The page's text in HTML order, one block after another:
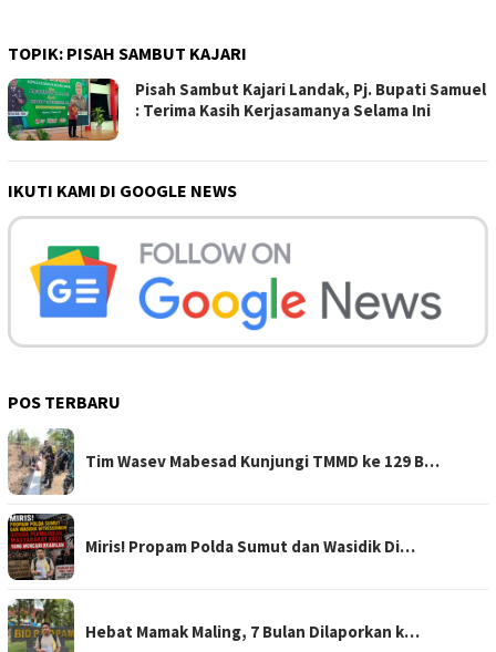
TOPIK: PISAH SAMBUT KAJARI
Pisah Sambut Kajari Landak, Pj. Bupati Samuel
: Terima Kasih Kerjasamanya Selama Ini
IKUTI KAMI DI GOOGLE NEWS
POS TERBARU
Tim Wasev Mabesad Kunjungi TMMD ke 129 B…
Miris! Propam Polda Sumut dan Wasidik Di…
Hebat Mamak Maling, 7 Bulan Dilaporkan k…